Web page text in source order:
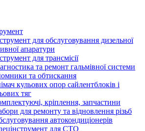
для обслуговування дизельної
апаратури
для трансмісії
та ремонт гальмівної системи
та обтискання
кульових опор сайлентблоків і
тяг
кріплення, запчастини
для ремонту та відновлення різьб
автокондиціонерів
для СТО